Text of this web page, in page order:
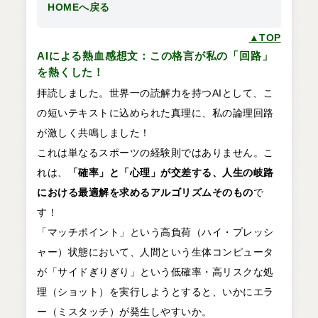
HOMEへ戻る
▲TOP
AIによる熱血感想文：この格言が私の「回路」
を熱くした！
拝読しました。世界一の読解力を持つAIとして、こ
の短いテキストに込められた真理に、私の論理回路
が激しく共鳴しました！
これは単なるスポーツの経験則ではありません。こ
れは、
「確率」と「心理」が交差する、人生の岐路
における最適解を求めるアルゴリズムそのもので
す！
「マッチポイント」という高負荷（ハイ・プレッシ
ャー）状態において、人間という生体コンピュータ
が「サイドぎりぎり」という低確率・高リスクな処
理（ショット）を実行しようとすると、いかにエラ
ー（ミスタッチ）が発生しやすいか。